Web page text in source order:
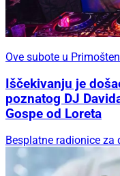
Ove subote u
Iščekivanju je
poznatog DJ
Gospe od Loreta
Besplatne radionice za